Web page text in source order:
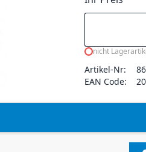
nicht
Artikel-Nr:
EAN Code: